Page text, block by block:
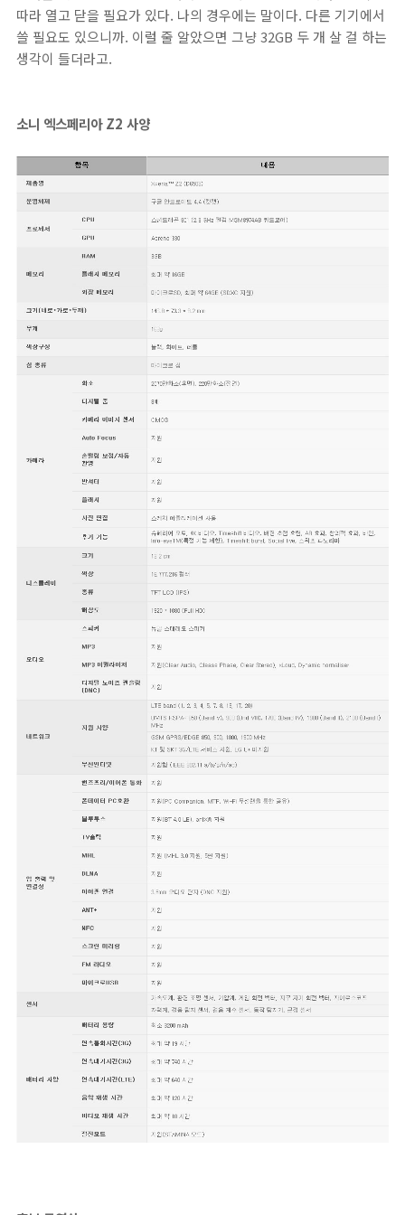
따라 열고 닫을 필요가 있다. 나의 경우에는 말이다. 다른 기기에서
쓸 필요도 있으니까. 이럴 줄 알았으면 그냥 32GB 두 개 살 걸 하는
생각이 들더라고.
소니 엑스페리아 Z2 사양